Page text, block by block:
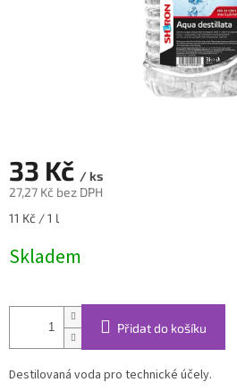
33 Kč / ks
27,27 Kč bez DPH
Měrná
11 Kč / 1 l
Skladem
Přidat do košíku
Destilovaná voda pro technické účely.